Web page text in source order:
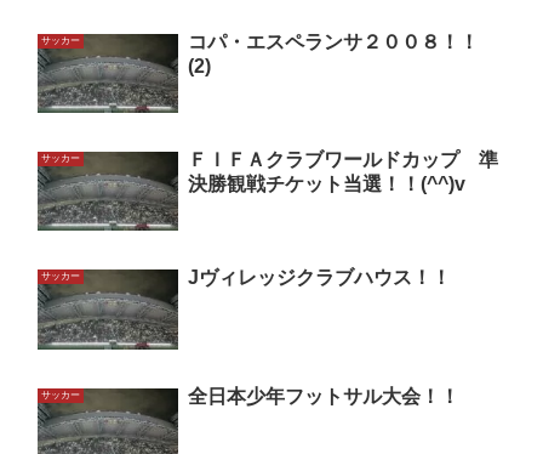
サッカー
コパ・エスペランサ２００８！！
(2)
サッカー
ＦＩＦＡクラブワールドカップ 準
決勝観戦チケット当選！！(^^)v
サッカー Jヴィレッジクラブハウス！！
サッカー 全日本少年フットサル大会！！